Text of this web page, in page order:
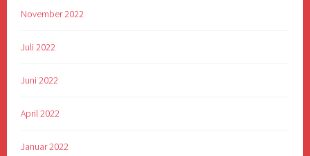
November 2022
Juli 2022
Juni 2022
April 2022
Januar 2022